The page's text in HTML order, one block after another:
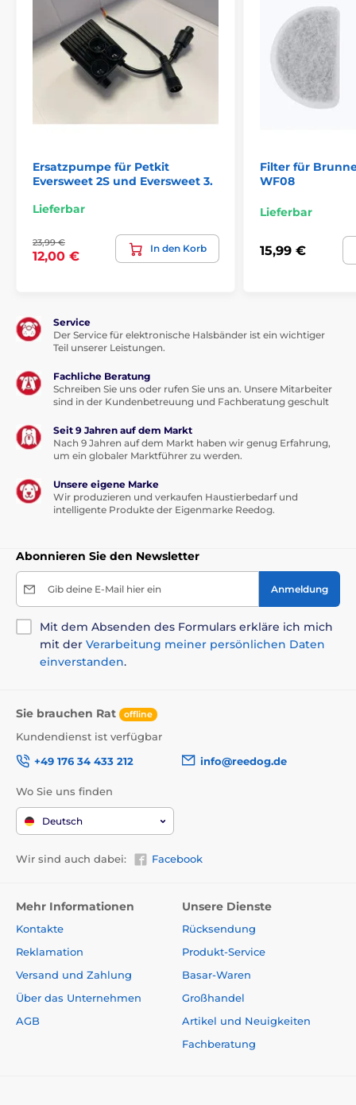
Trinkbrunnen Zubehör
Ersatzpumpe für Petkit
Eversweet 2S und Eversweet 3.
Lieferbar
23,99 €
12,00 €
In den Korb
Filter für
WF08
Lieferbar
15,99 €
Service
Der Service für elektronische Halsbänder ist ein wichtiger
Teil unserer Leistungen.
Fachliche Beratung
Schreiben Sie uns oder rufen Sie uns an. Unsere Mitarbeiter
sind in der Kundenbetreuung und Fachberatung geschult
Seit 9 Jahren auf dem Markt
Nach 9 Jahren auf dem Markt haben wir genug Erfahrung,
um ein globaler Marktführer zu werden.
Unsere eigene Marke
Wir produzieren und verkaufen Haustierbedarf und
intelligente Produkte der Eigenmarke Reedog.
Abonnieren Sie den Newsletter
Gib deine E-Mail hier ein Anmeldung
Mit dem Absenden des Formulars erkläre ich mich
mit der Verarbeitung meiner persönlichen Daten
einverstanden.
Sie brauchen Rat offline
Kundendienst ist verfügbar
+49 176 34 433 212
info@reedog.de
Wo Sie uns finden
Deutsch
Wir sind auch dabei: Facebook
Mehr Informationen
Kontakte
Reklamation
Versand und Zahlung
Über das Unternehmen
AGB
Unsere Dienste
Rücksendung
Produkt-Service
Basar-Waren
Großhandel
Artikel und Neuigkeiten
Fachberatung